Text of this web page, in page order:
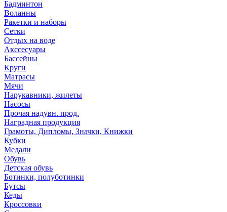
Бадминтон
Воланны
Ракетки и наборы
Сетки
Отдых на воде
Акссесуары
Бассейны
Круги
Матрасы
Мячи
Нарукавники, жилеты
Насосы
Прочая надувн. прод.
Наградная продукция
Грамоты, Дипломы, Значки, Книжки
Кубки
Медали
Обувь
Детская обувь
Ботинки, полуботинки
Бутсы
Кеды
Кроссовки